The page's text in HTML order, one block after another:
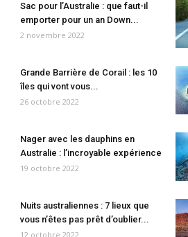
Sac pour l’Australie : que faut-il
emporter pour un an Down...
2 novembre 2022
Grande Barrière de Corail : les 10
îles qui vont vous...
26 octobre 2022
Nager avec les dauphins en
Australie : l’incroyable expérience
19 octobre 2022
Nuits australiennes : 7 lieux que
vous n’êtes pas prêt d’oublier...
12 octobre 2022